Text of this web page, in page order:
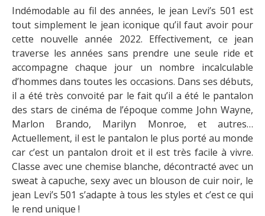
Indémodable au fil des années, le jean Levi’s 501 est
tout simplement le jean iconique qu’il faut avoir pour
cette nouvelle année 2022. Effectivement, ce jean
traverse les années sans prendre une seule ride et
accompagne chaque jour un nombre incalculable
d’hommes dans toutes les occasions. Dans ses débuts,
il a été très convoité par le fait qu’il a été le pantalon
des stars de cinéma de l’époque comme John Wayne,
Marlon Brando, Marilyn Monroe, et autres…
Actuellement, il est le pantalon le plus porté au monde
car c’est un pantalon droit et il est très facile à vivre.
Classe avec une chemise blanche, décontracté avec un
sweat à capuche, sexy avec un blouson de cuir noir, le
jean Levi’s 501 s’adapte à tous les styles et c’est ce qui
le rend unique !